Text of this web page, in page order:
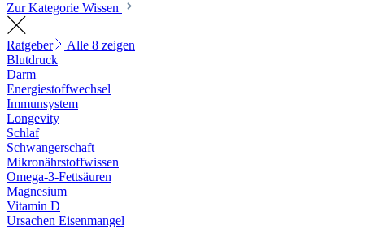
Zur Kategorie Wissen
Ratgeber
Alle 8 zeigen
Blutdruck
Darm
Energiestoffwechsel
Immunsystem
Longevity
Schlaf
Schwangerschaft
Mikronährstoffwissen
Omega-3-Fettsäuren
Magnesium
Vitamin D
Ursachen Eisenmangel